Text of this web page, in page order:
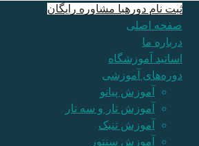
ثبت نام دورهبا مشاوره رایگان
صفحه اصلی
درباره ما
اساتید آموزشگاه
دوره‌های آموزشی
آموزش پیانو
آموزش تار و سه تار
آموزش تنبک
آموزش سنتور